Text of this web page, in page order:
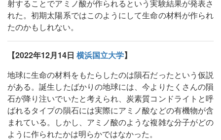
射することでアミノ酸が作られるという実験結果が発表さ
れた。初期太陽系ではこのようにして生命の材料が作られ
たのかもしれない。
【2022年12月14日 横浜国立大学】
地球に生命の材料をもたらしたのは隕石だったという仮説
がある。誕生したばかりの地球には、今よりたくさんの隕
石が降り注いでいたと考えられ、炭素質コンドライトと呼
ばれるタイプの隕石には実際にアミノ酸などの有機物が含
まれている。しかし、アミノ酸のような複雑な分子がどの
ように作られたかは明らかではなかった。